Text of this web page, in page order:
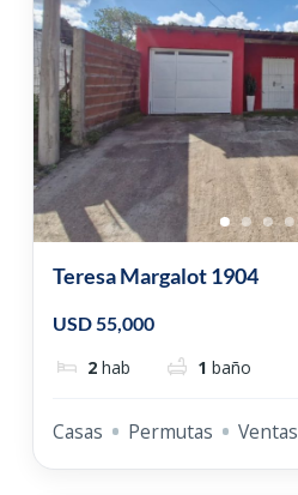
Teresa Margalot 1904
USD 55,000
2 hab 1 baño
Casas Permutas Ventas